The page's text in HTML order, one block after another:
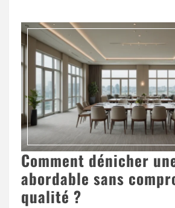
Comment dénicher
abordable sans
qualité ?